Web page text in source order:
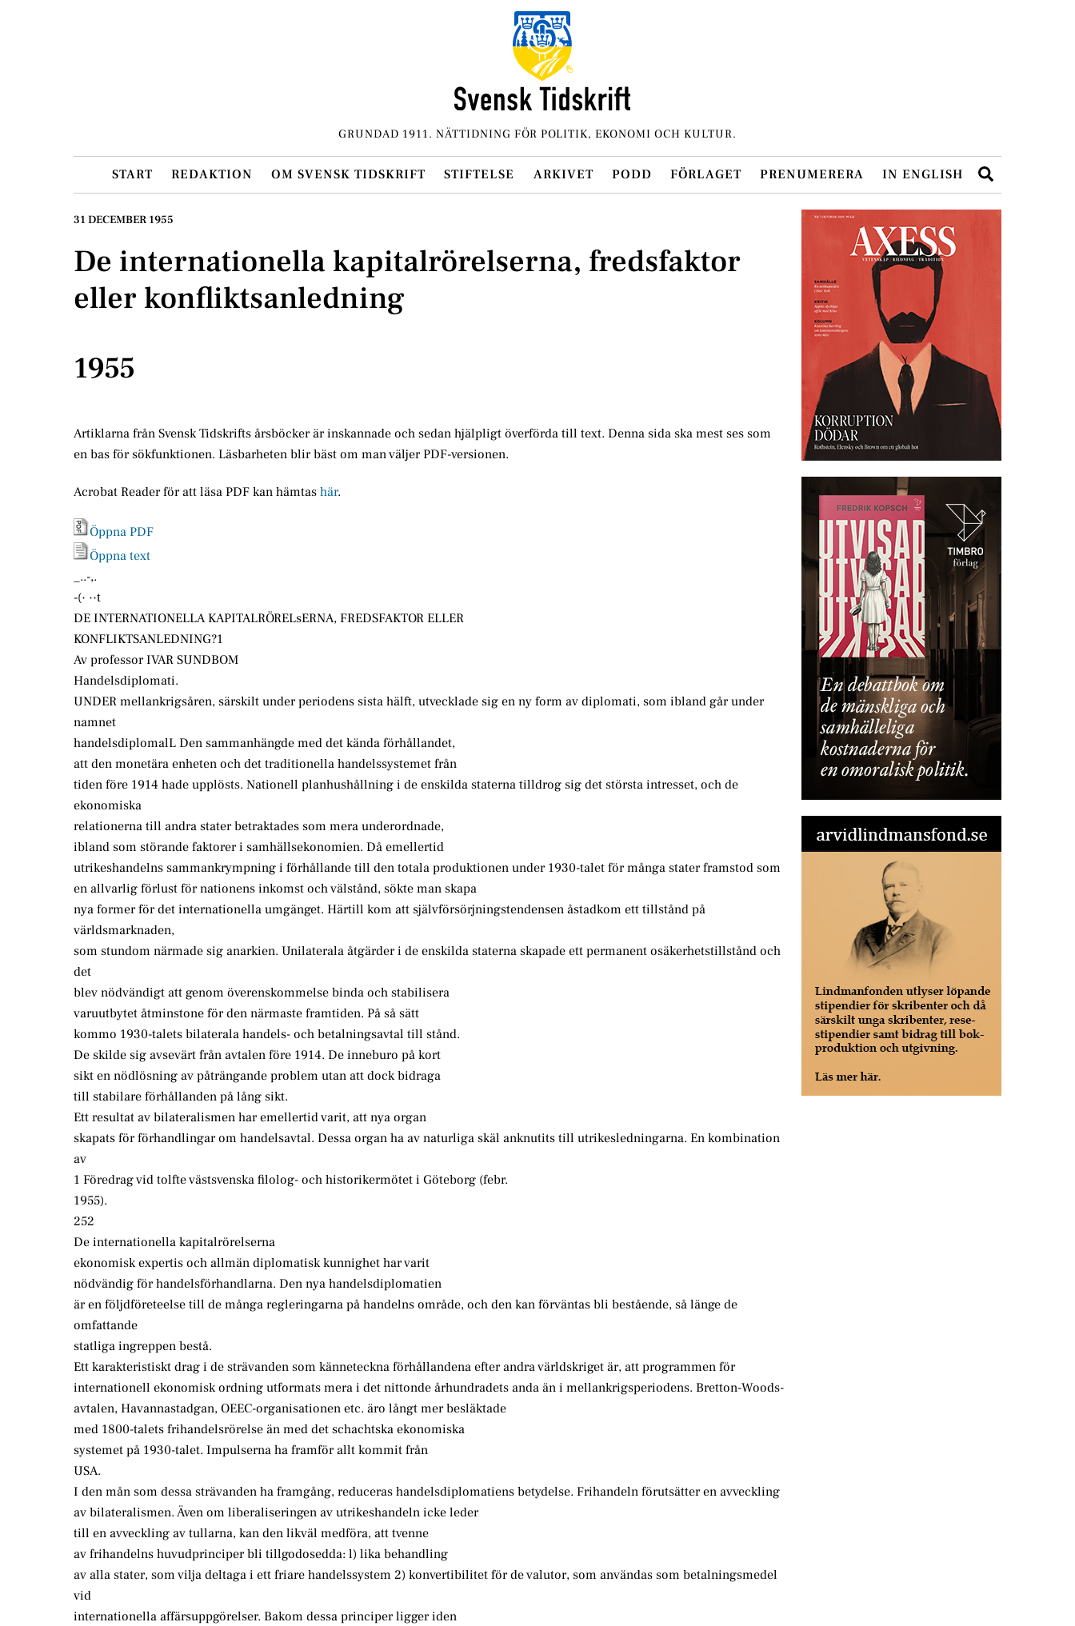
GRUNDAD 1911. NÄTTIDNING FÖR POLITIK, EKONOMI OCH KULTUR.
START REDAKTION OM SVENSK TIDSKRIFT STIFTELSE ARKIVET PODD FÖRLAGET PRENUMERERA IN ENGLISH
31 DECEMBER 1955
De internationella kapitalrörelserna, fredsfaktor
eller konfliktsanledning
1955
Artiklarna från Svensk Tidskrifts årsböcker är inskannade och sedan hjälpligt överförda till text. Denna sida ska mest ses som
en bas för sökfunktionen. Läsbarheten blir bäst om man väljer PDF-versionen.
Acrobat Reader för att läsa PDF kan hämtas här.
Öppna PDF
Öppna text
_..-,.
-(· ··t
DE INTERNATIONELLA KAPITALRÖRELsERNA, FREDSFAKTOR ELLER
KONFLIKTSANLEDNING?1
Av professor IVAR SUNDBOM
Handelsdiplomati.
UNDER mellankrigsåren, särskilt under periodens sista hälft, utvecklade sig en ny form av diplomati, som ibland går under
namnet
handelsdiplomalL Den sammanhängde med det kända förhållandet,
att den monetära enheten och det traditionella handelssystemet från
tiden före 1914 hade upplösts. Nationell planhushållning i de enskilda staterna tilldrog sig det största intresset, och de
ekonomiska
relationerna till andra stater betraktades som mera underordnade,
ibland som störande faktorer i samhällsekonomien. Då emellertid
utrikeshandelns sammankrympning i förhållande till den totala produktionen under 1930-talet för många stater framstod som
en allvarlig förlust för nationens inkomst och välstånd, sökte man skapa
nya former för det internationella umgänget. Härtill kom att självförsörjningstendensen åstadkom ett tillstånd på
världsmarknaden,
som stundom närmade sig anarkien. Unilaterala åtgärder i de enskilda staterna skapade ett permanent osäkerhetstillstånd och
det
blev nödvändigt att genom överenskommelse binda och stabilisera
varuutbytet åtminstone för den närmaste framtiden. På så sätt
kommo 1930-talets bilaterala handels- och betalningsavtal till stånd.
De skilde sig avsevärt från avtalen före 1914. De inneburo på kort
sikt en nödlösning av påträngande problem utan att dock bidraga
till stabilare förhållanden på lång sikt.
Ett resultat av bilateralismen har emellertid varit, att nya organ
skapats för förhandlingar om handelsavtal. Dessa organ ha av naturliga skäl anknutits till utrikesledningarna. En kombination
av
1 Föredrag vid tolfte västsvenska filolog- och historikermötet i Göteborg (febr.
1955).
252
De internationella kapitalrörelserna
ekonomisk expertis och allmän diplomatisk kunnighet har varit
nödvändig för handelsförhandlarna. Den nya handelsdiplomatien
är en följdföreteelse till de många regleringarna på handelns område, och den kan förväntas bli bestående, så länge de
omfattande
statliga ingreppen bestå.
Ett karakteristiskt drag i de strävanden som känneteckna förhållandena efter andra världskriget är, att programmen för
internationell ekonomisk ordning utformats mera i det nittonde århundradets anda än i mellankrigsperiodens. Bretton-Woods-
avtalen, Havannastadgan, OEEC-organisationen etc. äro långt mer besläktade
med 1800-talets frihandelsrörelse än med det schachtska ekonomiska
systemet på 1930-talet. Impulserna ha framför allt kommit från
USA.
I den mån som dessa strävanden ha framgång, reduceras handelsdiplomatiens betydelse. Frihandeln förutsätter en avveckling
av bilateralismen. Även om liberaliseringen av utrikeshandeln icke leder
till en avveckling av tullarna, kan den likväl medföra, att tvenne
av frihandelns huvudprinciper bli tillgodosedda: l) lika behandling
av alla stater, som vilja deltaga i ett friare handelssystem 2) konvertibilitet för de valutor, som användas som betalningsmedel
vid
internationella affärsuppgörelser. Bakom dessa principer ligger iden